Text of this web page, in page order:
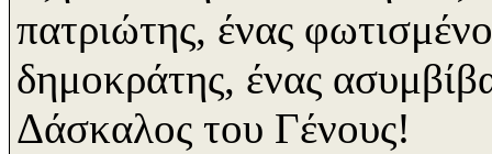
πατριώτης, ένας
δημοκράτης, ένας
Δάσκαλος του Γένους!